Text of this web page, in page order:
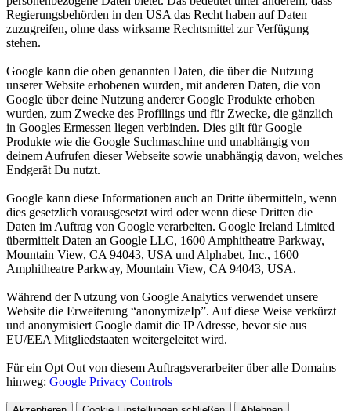
Regierungsbehörden in den USA das Recht haben auf Daten
zuzugreifen, ohne dass wirksame Rechtsmittel zur Verfügung
stehen.
Google kann die oben genannten Daten, die über die Nutzung
unserer Website erhobenen wurden, mit anderen Daten, die von
Google über deine Nutzung anderer Google Produkte erhoben
wurden, zum Zwecke des Profilings und für Zwecke, die gänzlich
in Googles Ermessen liegen verbinden. Dies gilt für Google
Produkte wie die Google Suchmaschine und unabhängig von
deinem Aufrufen dieser Webseite sowie unabhängig davon, welches
Endgerät Du nutzt.
Google kann diese Informationen auch an Dritte übermitteln, wenn
dies gesetzlich vorausgesetzt wird oder wenn diese Dritten die
Daten im Auftrag von Google verarbeiten. Google Ireland Limited
übermittelt Daten an Google LLC, 1600 Amphitheatre Parkway,
Mountain View, CA 94043, USA und Alphabet, Inc., 1600
Amphitheatre Parkway, Mountain View, CA 94043, USA.
Während der Nutzung von Google Analytics verwendet unsere
Website die Erweiterung “anonymizeIp”. Auf diese Weise verkürzt
und anonymisiert Google damit die IP Adresse, bevor sie aus
EU/EEA Mitgliedstaaten weitergeleitet wird.
Für ein Opt Out von diesem Auftragsverarbeiter über alle Domains
hinweg: Google Privacy Controls